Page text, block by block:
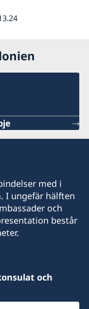
med i
I ungefär hälften
och
består
och